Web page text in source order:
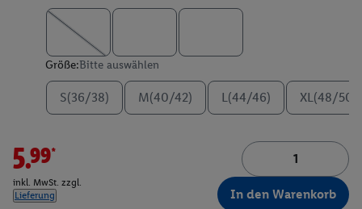
Größe:Bitte auswählen
S(36/38) M(40/42) L(44/46) XL(48/50)
5.99*
inkl. MwSt. zzgl.
Lieferung
In den Warenkorb